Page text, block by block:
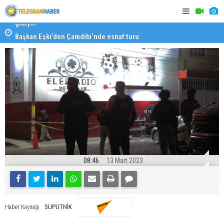
Başkan Eşki’den Çamdibi’nde esnaf turu
08:46 13 Mart 2023
Haber Kaynağı SUPUTNİK